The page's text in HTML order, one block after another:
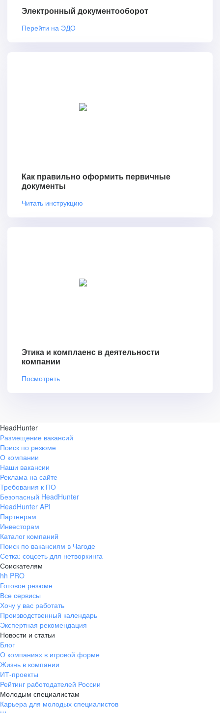
Электронный документооборот
Перейти на ЭДО
Как правильно оформить первичные
документы
Читать инструкцию
Этика и комплаенс в деятельности
компании
Посмотреть
HeadHunter
Размещение вакансий
Поиск по резюме
О компании
Наши вакансии
Реклама на сайте
Требования к ПО
Безопасный HeadHunter
HeadHunter API
Партнерам
Инвесторам
Каталог компаний
Поиск по вакансиям в Чагоде
Сетка: соцсеть для нетворкинга
Соискателям
hh PRO
Готовое резюме
Все сервисы
Хочу у вас работать
Производственный календарь
Экспертная рекомендация
Новости и статьи
Блог
О компаниях в игровой форме
Жизнь в компании
ИТ-проекты
Рейтинг работодателей России
Молодым специалистам
Карьера для молодых специалистов